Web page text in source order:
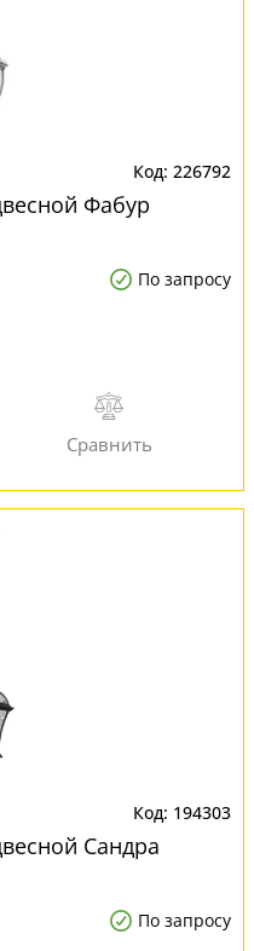
226792
Фабур
По запросу
194303
Сандра
По запросу